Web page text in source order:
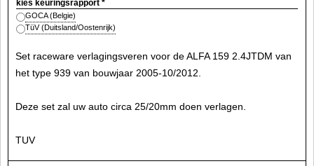
kies keuringsrapport *
GOCA (Belgie)
TüV (Duitsland/Oostenrijk)
Set raceware verlagingsveren voor de ALFA 159 2.4JTDM van
het type 939 van bouwjaar 2005-10/2012.
Deze set zal uw auto circa 25/20mm doen verlagen.
TUV